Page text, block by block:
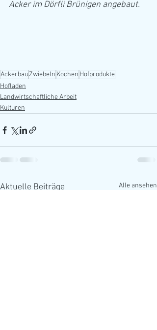
Acker im Dörfli Brünigen angebaut.
AckerbauZwiebeln Kochen Hofprodukte
Hofladen
Landwirtschaftliche Arbeit
Kulturen
Aktuelle Beiträge Alle ansehen